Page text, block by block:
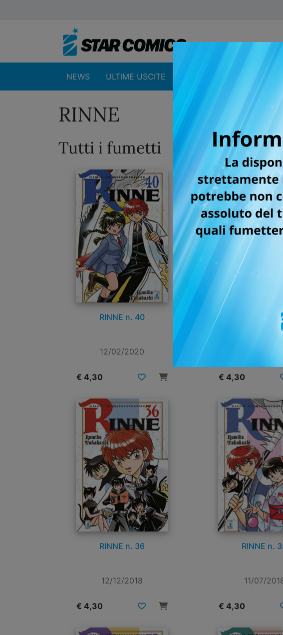
NEWS ULTIME USCITE CATALOGO
RINNE
Tutti i fumetti
RINNE n. 40
12/02/2020
€ 4,30
RINNE n.
€ 4,30
RINNE n. 36
12/12/2018
€ 4,30
RINNE n.
11/07/
€ 4,30